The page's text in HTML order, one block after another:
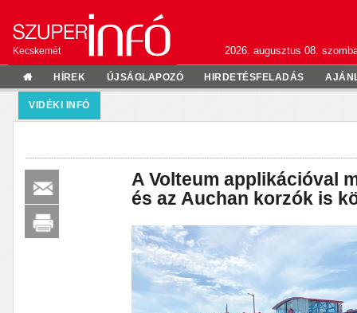
Kecskemét 2026. augusztus 08.
HÍREK ÚJSÁGLAPOZÓ HIRDETÉSFELADÁS
VIDÉKI INFÓ
A Volteum applikációval
és az Auchan korzók is